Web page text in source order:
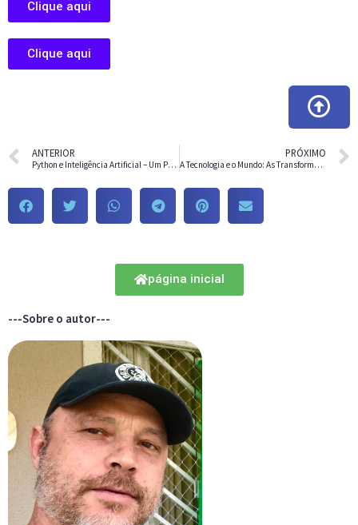
Clique aqui
Clique aqui
ANTERIOR
Python e Inteligência Artificial – Um Poder Tecnológico sem Precedentes
PRÓXIMO
A Tecnologia e o Mundo: As Transformações do Século XXI
página inicial
---Sobre o autor---